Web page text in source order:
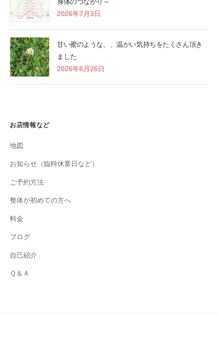
2026年7月3日
甘い蜜のような、、温かい気持ちをたくさん頂き
ました
2026年6月26日
お店情報など
地図
お知らせ（臨時休業日など）
ご予約方法
整体が初めての方へ
料金
ブログ
自己紹介
Ｑ＆Ａ